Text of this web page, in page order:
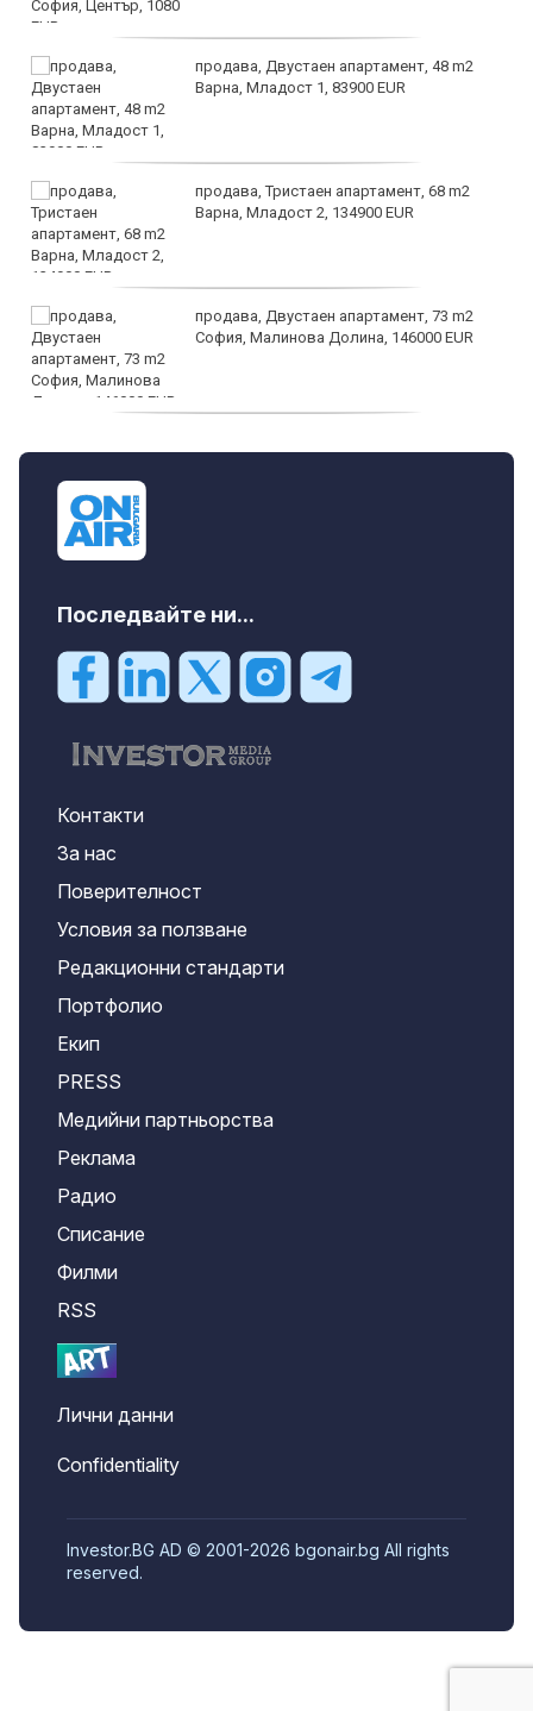
продава, Двустаен апартамент, 48 m2
Варна, Младост 1, 83900 EUR
продава, Тристаен апартамент, 68 m2
Варна, Младост 2, 134900 EUR
продава, Двустаен апартамент, 73 m2
София, Малинова Долина, 146000 EUR
Последвайте ни...
Контакти
За нас
Поверителност
Условия за ползване
Редакционни стандарти
Портфолио
Екип
PRESS
Медийни партньорства
Реклама
Радио
Списание
Филми
RSS
Лични данни
Confidentiality
Investor.BG AD © 2001-2026 bgonair.bg All rights
reserved.